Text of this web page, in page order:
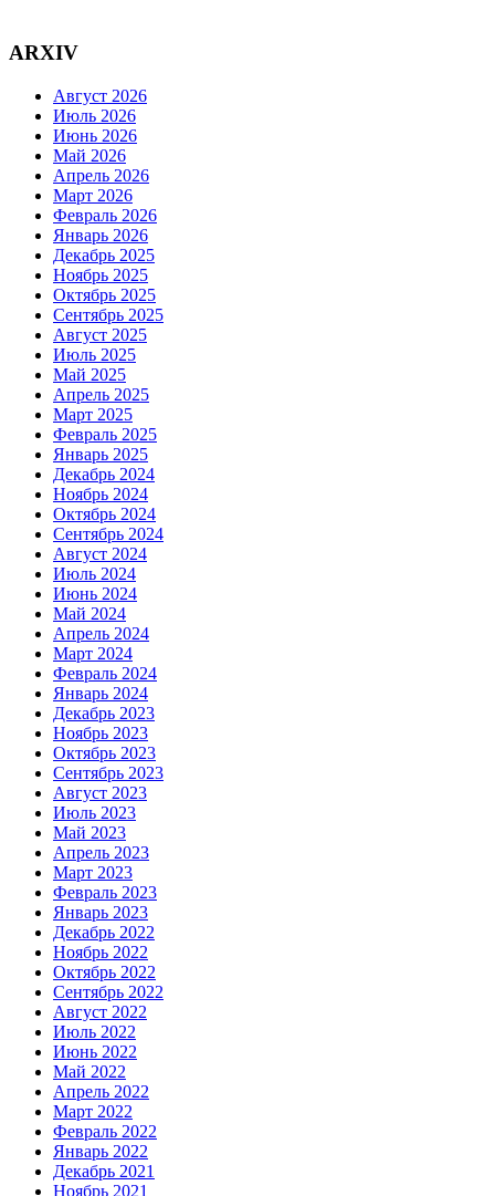
ARXIV
Август 2026
Июль 2026
Июнь 2026
Май 2026
Апрель 2026
Март 2026
Февраль 2026
Январь 2026
Декабрь 2025
Ноябрь 2025
Октябрь 2025
Сентябрь 2025
Август 2025
Июль 2025
Май 2025
Апрель 2025
Март 2025
Февраль 2025
Январь 2025
Декабрь 2024
Ноябрь 2024
Октябрь 2024
Сентябрь 2024
Август 2024
Июль 2024
Июнь 2024
Май 2024
Апрель 2024
Март 2024
Февраль 2024
Январь 2024
Декабрь 2023
Ноябрь 2023
Октябрь 2023
Сентябрь 2023
Август 2023
Июль 2023
Май 2023
Апрель 2023
Март 2023
Февраль 2023
Январь 2023
Декабрь 2022
Ноябрь 2022
Октябрь 2022
Сентябрь 2022
Август 2022
Июль 2022
Июнь 2022
Май 2022
Апрель 2022
Март 2022
Февраль 2022
Январь 2022
Декабрь 2021
Ноябрь 2021